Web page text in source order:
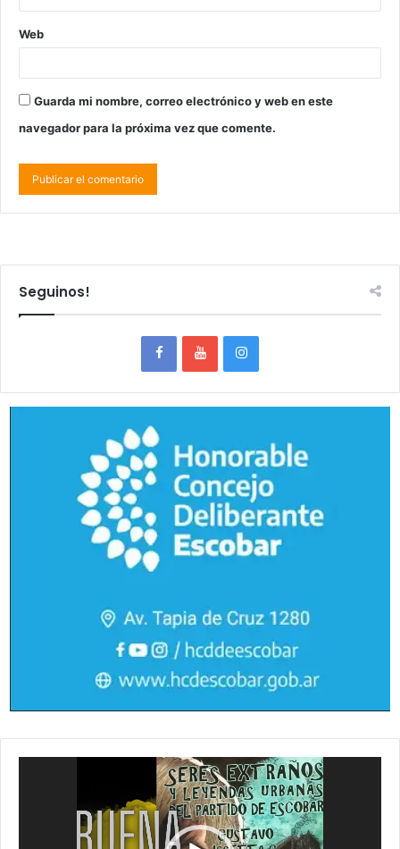
Web
Guarda mi nombre, correo electrónico y web en este
navegador para la próxima vez que comente.
Seguinos!